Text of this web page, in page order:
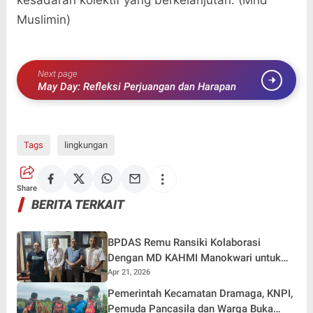
Muslimin)
Next page
May Day: Refleksi Perjuangan dan Harapan
Tags lingkungan
Share
BERITA TERKAIT
BPDAS Remu Ransiki Kolaborasi
Dengan MD KAHMI Manokwari untuk
program RHL
Apr 21, 2026
Pemerintah Kecamatan Dramaga, KNPI,
Pemuda Pancasila dan Warga Buka